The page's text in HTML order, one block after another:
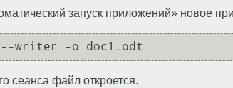
запуск приложений» новое
сеанса файл откроется.